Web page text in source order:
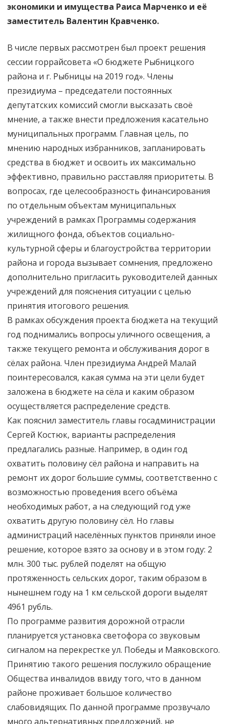
экономики и имущества Раиса Марченко и её
заместитель Валентин Кравченко.
В числе первых рассмотрен был проект решения
сессии горрайсовета «О бюджете Рыбницкого
района и г. Рыбницы на 2019 год». Члены
президиума – председатели постоянных
депутатских комиссий смогли высказать своё
мнение, а также внести предложения касательно
муниципальных программ. Главная цель, по
мнению народных избранников, запланировать
средства в бюджет и освоить их максимально
эффективно, правильно расставляя приоритеты. В
вопросах, где целесообразность финансирования
по отдельным объектам муниципальных
учреждений в рамках Программы содержания
жилищного фонда, объектов социально-
культурной сферы и благоустройства территории
района и города вызывает сомнения, предложено
дополнительно пригласить руководителей данных
учреждений для пояснения ситуации с целью
принятия итогового решения.
В рамках обсуждения проекта бюджета на текущий
год поднимались вопросы уличного освещения, а
также текущего ремонта и обслуживания дорог в
сёлах района. Член президиума Андрей Малай
поинтересовался, какая сумма на эти цели будет
заложена в бюджете на сёла и каким образом
осуществляется распределение средств.
Как пояснил заместитель главы госадминистрации
Сергей Костюк, варианты распределения
предлагались разные. Например, в один год
охватить половину сёл района и направить на
ремонт их дорог большие суммы, соответственно с
возможностью проведения всего объёма
необходимых работ, а на следующий год уже
охватить другую половину сёл. Но главы
администраций населённых пунктов приняли иное
решение, которое взято за основу и в этом году: 2
млн. 300 тыс. рублей поделят на общую
протяженность сельских дорог, таким образом в
нынешнем году на 1 км сельской дороги выделят
4961 рубль.
По программе развития дорожной отрасли
планируется установка светофора со звуковым
сигналом на перекрестке ул. Победы и Маяковского.
Принятию такого решения послужило обращение
Общества инвалидов ввиду того, что в данном
районе проживает большое количество
слабовидящих. По данной программе прозвучало
много альтернативных предложений, не